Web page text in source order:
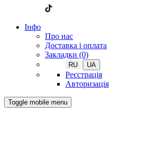
Iнфо
Про нас
Доставка і оплата
Закладки (0)
RU UA
Реєстрація
Авторизація
Toggle mobile menu